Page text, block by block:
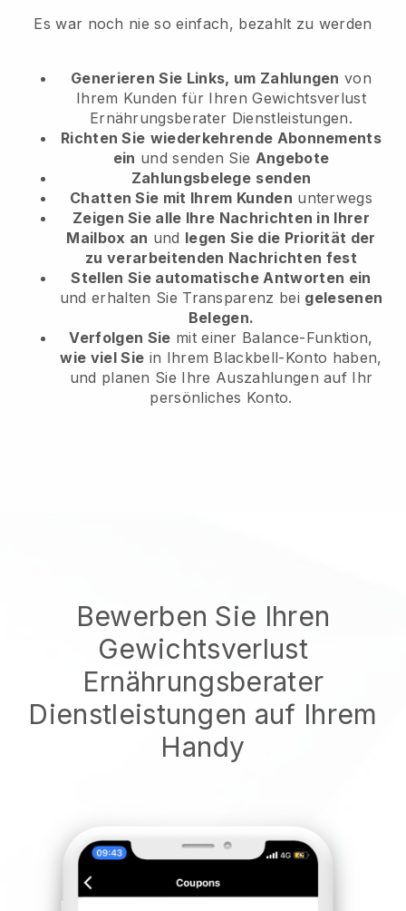
Es war noch nie so einfach, bezahlt zu werden
Generieren Sie Links, um Zahlungen von
Ihrem Kundenfür Ihren Gewichtsverlust
Ernährungsberater Dienstleistungen.
Richten Sie wiederkehrende Abonnements
ein und senden Sie Angebote
Zahlungsbelege senden
Chatten Sie mit Ihrem Kunden unterwegs
Zeigen Sie alle Ihre Nachrichten in Ihrer
Mailbox an und legen Sie die Priorität der
zu verarbeitenden Nachrichten fest
Stellen Sie automatische Antworten ein
und erhalten Sie Transparenz bei gelesenen
Belegen.
Verfolgen Sie mit einer Balance-Funktion,
wie viel Sie in Ihrem Blackbell-Konto haben,
und planen Sie Ihre Auszahlungen auf Ihr
persönliches Konto.
Bewerben Sie Ihren
Gewichtsverlust
Ernährungsberater
Dienstleistungen auf Ihrem
Handy